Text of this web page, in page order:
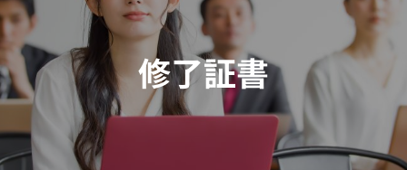
キ
ッ
プ
修了証書